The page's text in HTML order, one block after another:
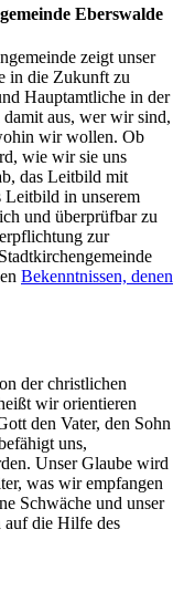
Eberswalde
zeigt unser
in die Zukunft zu
Hauptamtliche in der
aus, wer wir sind,
wir wollen. Ob
wie wir sie uns
das Leitbild mit
Leitbild in unserem
und überprüfbar zu
zur
Bekenntnissen, denen
der christlichen
wir orientieren
den Vater, den Sohn
uns,
Unser Glaube wird
was wir empfangen
Schwäche und unser
auf die Hilfe des